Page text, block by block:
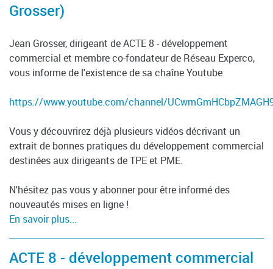
Grosser)
Jean Grosser, dirigeant de ACTE 8 - développement
commercial et membre co-fondateur de Réseau Experco,
vous informe de l'existence de sa chaîne Youtube
https://www.youtube.com/channel/
Vous y découvrirez déjà plusieurs vidéos décrivant un
extrait de bonnes pratiques du développement commercial
destinées aux dirigeants de TPE et PME.
N'hésitez pas vous y abonner pour être informé des
nouveautés mises en ligne !
En savoir plus...
ACTE 8 - développement commercial